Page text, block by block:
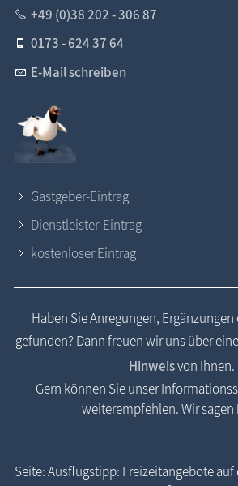
+49 (0)38 202 - 306 87
0173 - 624 37 64
E-Mail schreiben
Gastgeber-Eintrag
Dienstleister-Eintrag
kostenloser Eintrag
Haben Sie Anregungen,
gefunden? Dann freuen wir uns über
Hinweisvon Ihnen.
Gern können Sie unser
weiterempfehlen. Wir sagen
Seite: Ausflugstipp: Freizeitangebote